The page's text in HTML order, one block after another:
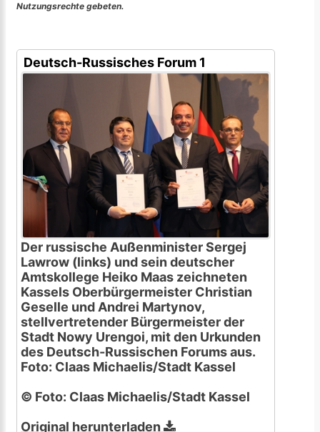
Nutzungsrechte gebeten.
Deutsch-Russisches Forum 1
Der russische Außenminister Sergej
Lawrow (links) und sein deutscher
Amtskollege Heiko Maas zeichneten
Kassels Oberbürgermeister Christian
Geselle und Andrei Martynov,
stellvertretender Bürgermeister der
Stadt Nowy Urengoi, mit den Urkunden
des Deutsch-Russischen Forums aus.
Foto: Claas Michaelis/Stadt Kassel
© Foto: Claas Michaelis/Stadt Kassel
Original herunterladen